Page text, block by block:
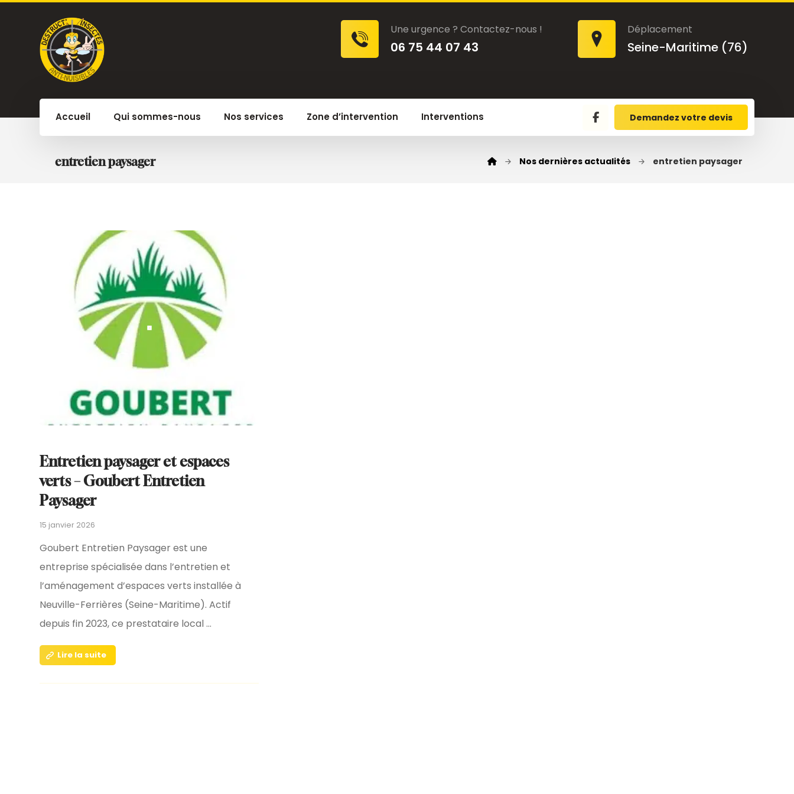
Déplacement
Seine-Maritime (76)
Une urgence ? Contactez-nous !
06 75 44 07 43
Accueil Qui sommes-nous Nos services Zone d’intervention Interventions Demandez votre devis
entretien paysager Nos dernières actualités entretien paysager
Entretien paysager et espaces
verts – Goubert Entretien
Paysager
15 janvier 2026
Goubert Entretien Paysager est une
entreprise spécialisée dans l’entretien et
l’aménagement d’espaces verts installée à
Neuville-Ferrières (Seine-Maritime). Actif
depuis fin 2023, ce prestataire local ...
Lire la suite